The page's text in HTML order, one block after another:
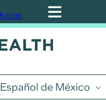
Español de México